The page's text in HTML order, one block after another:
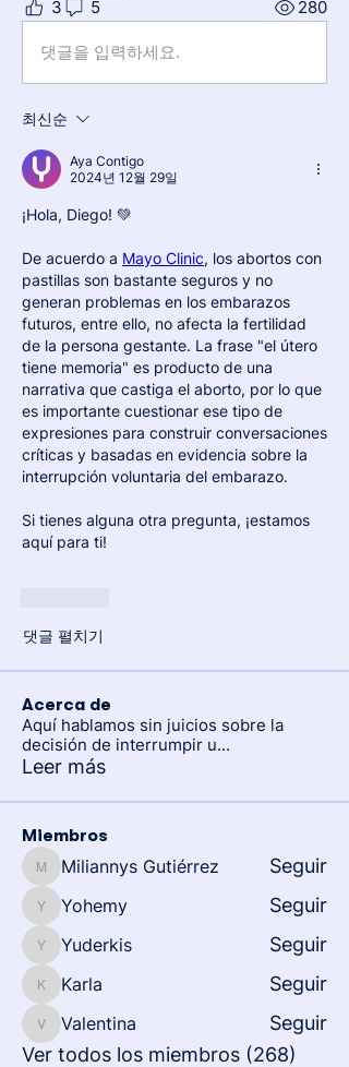
3 5 280
댓글을 입력하세요.
최신순
Aya Contigo
2024년 12월 29일
¡Hola, Diego! 💚
De acuerdo a Mayo Clinic, los abortos con
pastillas son bastante seguros y no
generan problemas en los embarazos
futuros, entre ello, no afecta la fertilidad
de la persona gestante. La frase "el útero
tiene memoria" es producto de una
narrativa que castiga el aborto, por lo que
es importante cuestionar ese tipo de
expresiones para construir conversaciones
críticas y basadas en evidencia sobre la
interrupción voluntaria del embarazo.
Si tienes alguna otra pregunta, ¡estamos
aquí para ti!
댓글 펼치기
Acerca de
Aquí hablamos sin juicios sobre la
decisión de interrumpir u...
Leer más
Miembros
Miliannys Gutiérrez
Miliannys Gutiérrez Seguir
YohemyYohemy Seguir
Yuderkis
Yuderkis Seguir
KarlaKarla Seguir
Valentina
Valentina
Seguir
Ver todos los miembros (268)